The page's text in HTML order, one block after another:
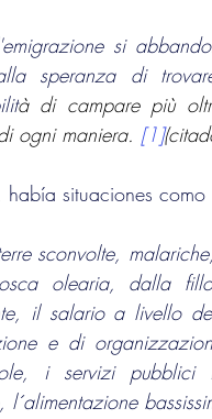
ogni maniera. [1]
había situaciones
sconvolte,
il salario a livello
e di
l´alimentazione